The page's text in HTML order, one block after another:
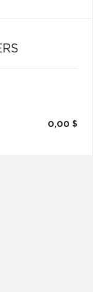
0,00 $